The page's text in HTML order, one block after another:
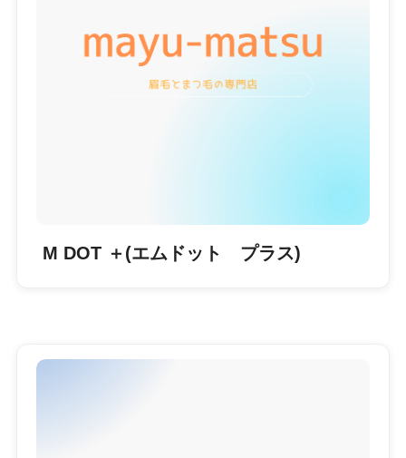
M DOT ＋(エムドット プラス)